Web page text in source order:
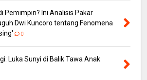
Pemimpin? Ini Analisis Pakar
Dwi Kuncoro tentang Fenomena
0
Luka Sunyi di Balik Tawa Anak